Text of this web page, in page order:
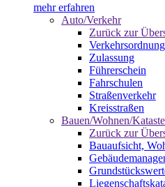
mehr erfahren
Auto/Verkehr
Zurück zur
Zulassung
Führerschein
Fahrschulen
Straßenverkehr
Kreisstraßen
Bauen/Wohnen/
Zurück zur
Bauaufsicht,